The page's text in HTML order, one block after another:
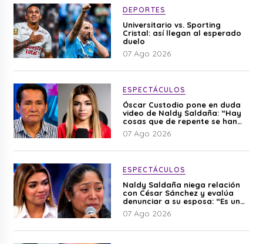
DEPORTES
Universitario vs. Sporting
Cristal: así llegan al esperado
duelo
07 Ago 2026
ESPECTÁCULOS
Óscar Custodio pone en duda
video de Naldy Saldaña: “Hay
cosas que de repente se han
editado”
07 Ago 2026
ESPECTÁCULOS
Naldy Saldaña niega relación
con César Sánchez y evalúa
denunciar a su esposa: “Es una
difamación”
07 Ago 2026